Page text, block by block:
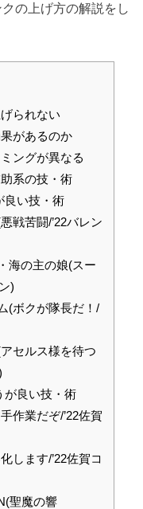
の上げ方の解説をし
られない
があるのか
ングが異なる
系の技・術
良い技・術
戦苦闘/’22バレン
海の主の娘(スー
)
(ボクが隊長だ！/
セルス様を待つ
良い技・術
作業だぞ/’22佐賀
します/’22佐賀コ
聖魔の響